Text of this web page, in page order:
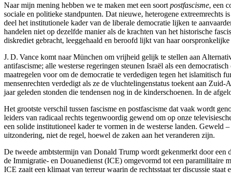
Naar mijn mening hebben we te maken met een soort postfascisme, een
sociale en politieke standpunten. Dat nieuwe, heterogene extreemrechts
deel het institutionele kader van de liberale democratie lijken te
handelen niet op dezelfde manier als de krachten van het historische
diskrediet gebracht, leeggehaald en beroofd lijkt van haar oorspronkelijke
J. D. Vance komt naar München om vrijheid gelijk te stellen aan
antifascisme; alle westerse regeringen steunen Israël als een
maatregelen voor om de democratie te verdedigen tegen het islamitisch
mensenrechten verdedigt als ze de vluchtelingenstatus toekent aan
jaar geleden stonden die tendensen nog in de kinderschoenen. In de
Het grootste verschil tussen fascisme en postfascisme dat vaak wordt
leiders van radicaal rechts tegenwoordig gewend om op onze
een solide institutioneel kader te vormen in de westerse landen. Geweld
uitzondering, niet de regel, hoewel de zaken aan het veranderen zijn.
De tweede ambtstermijn van Donald Trump wordt gekenmerkt door
de Immigratie- en Douanedienst (ICE) omgevormd tot een paramilitaire
ICE zaait een klimaat van terreur waarin de rechtsstaat ter discussie